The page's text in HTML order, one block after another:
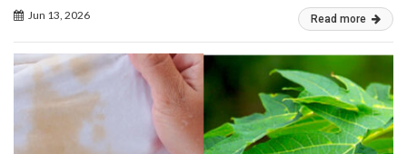
Jun 13, 2026 Read more